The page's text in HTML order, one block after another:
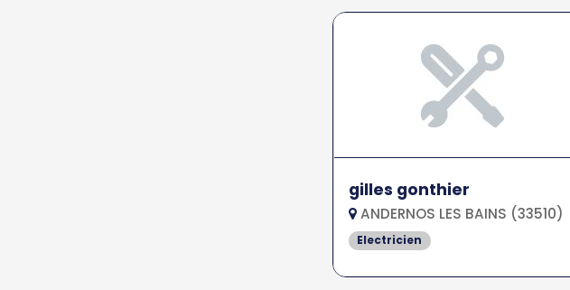
gilles gonthier
ANDERNOS LES BAINS (33510)
Electricien